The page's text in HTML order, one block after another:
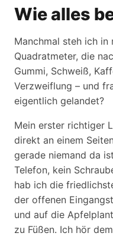
Wie alles
Manchmal steh ich in
Quadratmeter, die
Gummi, Schweiß,
Verzweiflung – und
eigentlich gelandet?
Mein erster richtiger
direkt an einem
gerade niemand da
Telefon, kein
hab ich die
der offenen
und auf die
zu Füßen. Ich hör